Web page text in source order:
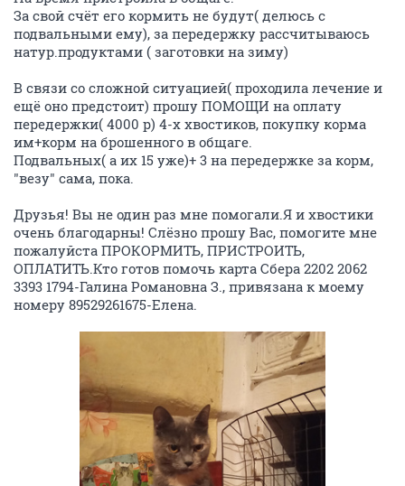
За свой счёт его кормить не будут( делюсь с
подвальными ему), за передержку рассчитываюсь
натур.продуктами ( заготовки на зиму)
В связи со сложной ситуацией( проходила лечение и
ещё оно предстоит) прошу ПОМОЩИ на оплату
передержки( 4000 р) 4-х хвостиков, покупку корма
им+корм на брошенного в общаге.
Подвальных( а их 15 уже)+ 3 на передержке за корм,
"везу" сама, пока.
Друзья! Вы не один раз мне помогали.Я и хвостики
очень благодарны! Слёзно прошу Вас, помогите мне
пожалуйста ПРОКОРМИТЬ, ПРИСТРОИТЬ,
ОПЛАТИТЬ.Кто готов помочь карта Сбера 2202 2062
3393 1794-Галина Романовна З., привязана к моему
номеру 89529261675-Елена.